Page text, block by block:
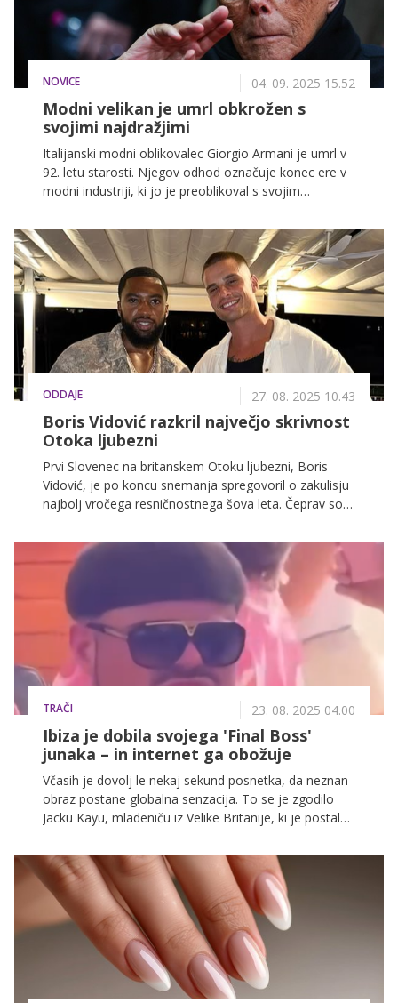
NOVICE 04. 09. 2025 15.52
Modni velikan je umrl obkrožen s
svojimi najdražjimi
Italijanski modni oblikovalec Giorgio Armani je umrl v
92. letu starosti. Njegov odhod označuje konec ere v
modni industriji, ki jo je preoblikoval s svojim
ODDAJE 27. 08. 2025 10.43
Boris Vidović razkril največjo skrivnost
Otoka ljubezni
Prvi Slovenec na britanskem Otoku ljubezni, Boris
Vidović, je po koncu snemanja spregovoril o zakulisju
najbolj vročega resničnostnega šova leta. Čeprav so
poljube ob bazenu in iskrice med tekmovalci, Boris
razkriva, da je resničnost v vili precej drugačna, kot se
zdi na malih zaslonih.
TRAČI 23. 08. 2025 04.00
Ibiza je dobila svojega 'Final Boss'
junaka – in internet ga obožuje
Včasih je dovolj le nekaj sekund posnetka, da neznan
obraz postane globalna senzacija. To se je zgodilo
Jacku Kayu, mladeniču iz Velike Britanije, ki je postal